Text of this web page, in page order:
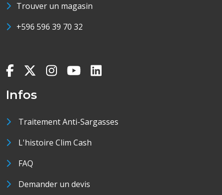
Trouver un magasin
+596 596 39 70 32
Infos
Traitement Anti-Sargasses
L'histoire Clim Cash
FAQ
Demander un devis